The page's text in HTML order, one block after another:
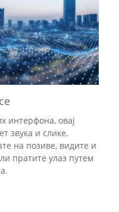
интерфона, овај
звука и слике,
на позиве, видите и
пратите улаз путем